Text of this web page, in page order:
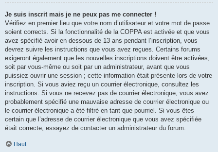
Je suis inscrit mais je ne peux pas me connecter !
Vérifiez en premier lieu que votre nom d’utilisateur et votre mot de passe
soient corrects. Si la fonctionnalité de la COPPA est activée et que vous
avez spécifié avoir en dessous de 13 ans pendant l’inscription, vous
devrez suivre les instructions que vous avez reçues. Certains forums
exigeront également que les nouvelles inscriptions doivent être activées,
soit par vous-même ou soit par un administrateur, avant que vous
puissiez ouvrir une session ; cette information était présente lors de votre
inscription. Si vous aviez reçu un courrier électronique, consultez les
instructions. Si vous ne recevez pas de courrier électronique, vous avez
probablement spécifié une mauvaise adresse de courrier électronique ou
le courrier électronique a été filtré en tant que pourriel. Si vous êtes
certain que l’adresse de courrier électronique que vous avez spécifiée
était correcte, essayez de contacter un administrateur du forum.
Haut